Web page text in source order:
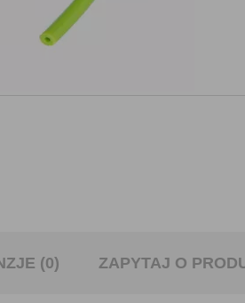
(0) ZAPYTAJ O